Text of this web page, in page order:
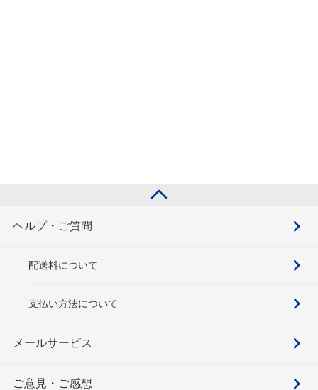
ヘルプ・ご質問
配送料について
支払い方法について
メールサービス
ご意見・ご感想